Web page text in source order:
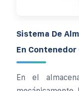
Sistema De
En Contenedor
En el